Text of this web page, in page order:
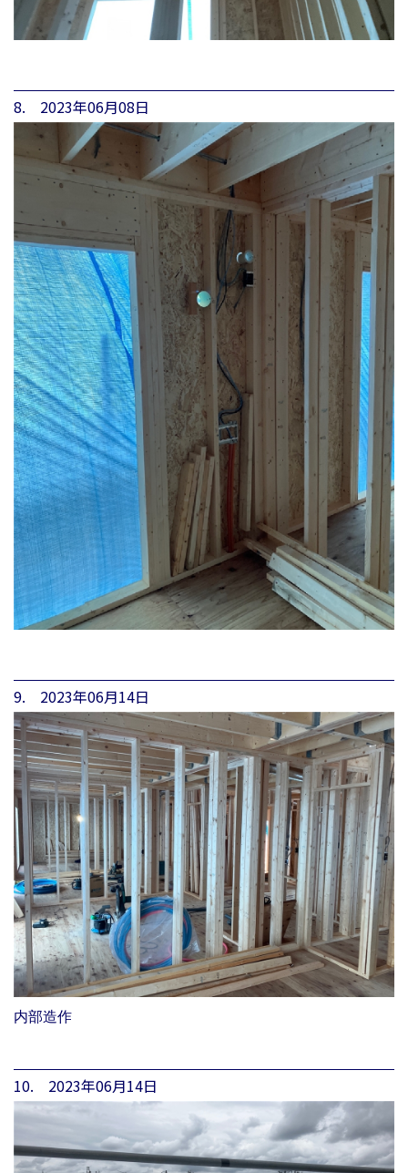
8. 2023年06月08日
9. 2023年06月14日
内部造作
10. 2023年06月14日